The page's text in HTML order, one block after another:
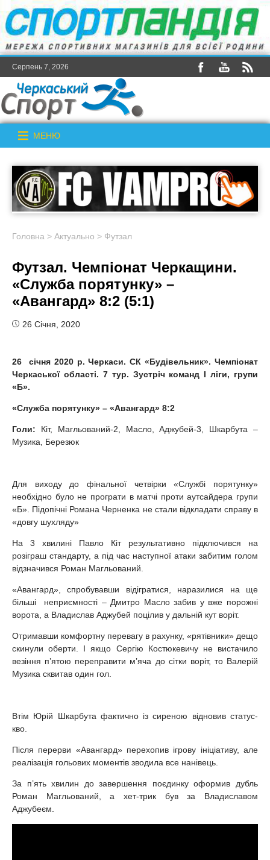
Серпень 7, 2026
МЕНЮ
Головна > Актуально > Футзал
Футзал. Чемпіонат Черкащини.
«Служба порятунку» –
«Авангард» 8:2 (5:1)
26 Січня, 2020
26 січня 2020 р. Черкаси. СК «Будівельник». Чемпіонат
Черкаської області. 7 тур. Зустріч команд І ліги, групи
«Б».
«Служба порятунку» – «Авангард» 8:2
Голи: Кіт, Магльований-2, Масло, Аджубей-3, Шкарбута –
Музика, Березюк
Для виходу до фінальної четвірки «Службі порятунку»
необхідно було не програти в матчі проти аутсайдера групи
«Б». Підопічні Романа Черненка не стали відкладати справу в
«довгу шухляду»
На 3 хвилині Павло Кіт результативно підключився на
розіграш стандарту, а під час наступної атаки забитим голом
відзначився Роман Магльований.
«Авангард», спробувавши відігратися, наразилися на ще
більші неприємності – Дмитро Масло забив у вже порожні
ворота, а Владислав Аджубей поцілив у дальній кут воріт.
Отримавши комфортну перевагу в рахунку, «рятівники» дещо
скинули оберти. І якщо Сергію Костюкевичу не вистачило
везіння п’ятою переправити м’яча до сітки воріт, то Валерій
Музика сквитав один гол.
Втім Юрій Шкарбута фактично із сиреною відновив статус-
кво.
Після перерви «Авангард» перехопив ігрову ініціативу, але
реалізація гольових моментів зводила все нанівець.
За п’ять хвилин до завершення поєдинку оформив дубль
Роман Магльований, а хет-трик був за Владиславом
Аджубеєм.